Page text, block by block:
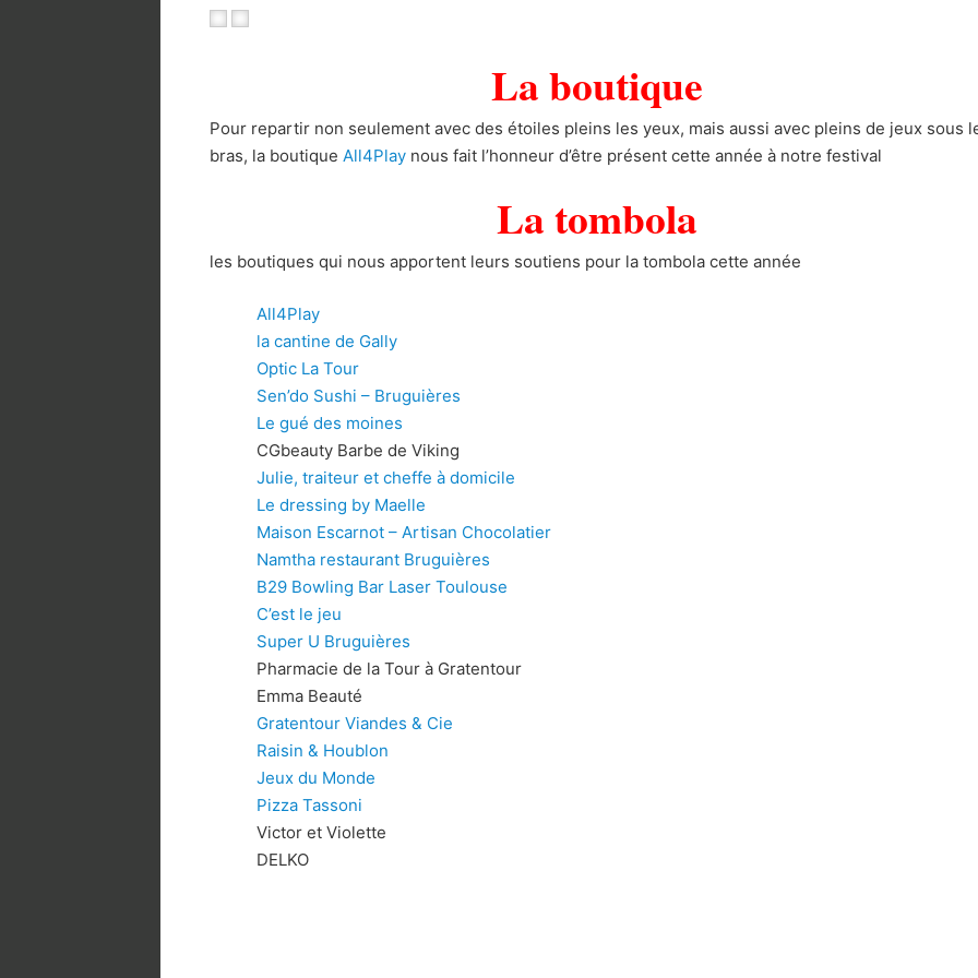
La boutique
Pour repartir non seulement avec des étoiles pleins les yeux, mais aussi avec pleins de jeux sous
bras, la boutique All4Play nous fait l’honneur d’être présent cette année à notre festival
La tombola
les boutiques qui nous apportent leurs soutiens pour la tombola cette année
All4Play
la cantine de Gally
Optic La Tour
Sen’do Sushi – Bruguières
Le gué des moines
CGbeauty Barbe de Viking
Julie, traiteur et cheffe à domicile
Le dressing by Maelle
Maison Escarnot – Artisan Chocolatier
Namtha restaurant Bruguières
B29 Bowling Bar Laser Toulouse
C’est le jeu
Super U Bruguières
Pharmacie de la Tour à Gratentour
Emma Beauté
Gratentour Viandes & Cie
Raisin & Houblon
Jeux du Monde
Pizza Tassoni
Victor et Violette
DELKO